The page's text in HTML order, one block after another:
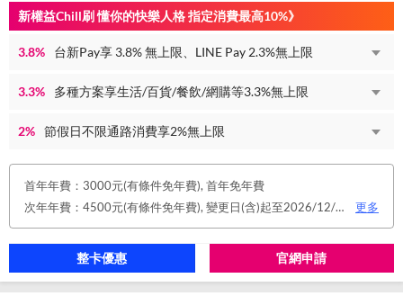
新權益Chill刷 懂你的快樂人格 指定消費最高10%》
3.8% 台新Pay享 3.8% 無上限、LINE Pay 2.3%無上限
3.3% 多種方案享生活/百貨/餐飲/網購等3.3%無上限
2% 節假日不限通路消費享2%無上限
首年年費：3000元(有條件免年費), 首年免年費
次年年費：4500元(有條件免年費), 變更日(含)起至2026/12/31止，符合原卡別之免年費消費條件 或 使用台新信用卡數位帳單(包含電子/行動帳單)且生效，即享免年費優惠。
更多
整卡優惠 官網申請